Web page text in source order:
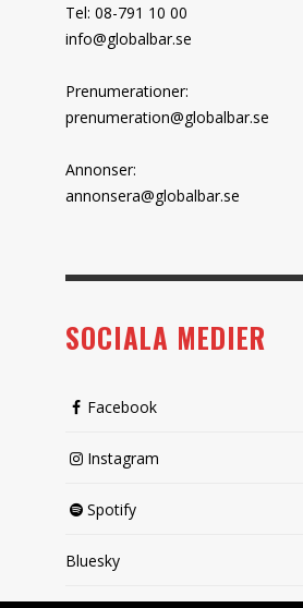
Tel: 08-791 10 00
info@globalbar.se
Prenumerationer:
prenumeration@globalbar.se
Annonser:
annonsera@globalbar.se
SOCIALA MEDIER
Facebook
Instagram
Spotify
Bluesky